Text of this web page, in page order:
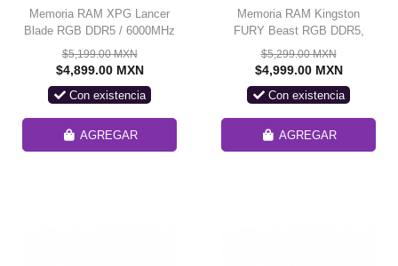
Memoria RAM XPG Lancer
Blade RGB DDR5 / 6000MHz
/ 16GB / Non-ECC / CL48 /
XMP / Blanca /
SLABRWH/ SOLO VENTA
$5,199.00 MXN
$4,899.00 MXN
Con existencia
AGREGAR
Memoria RAM Kingston
FURY Beast RGB DDR5,
6000MHz, 16GB, CL36, XMP
/ SOLO VENTA EN
$5,299.00 MXN
$4,999.00 MXN
Con existencia
AGREGAR